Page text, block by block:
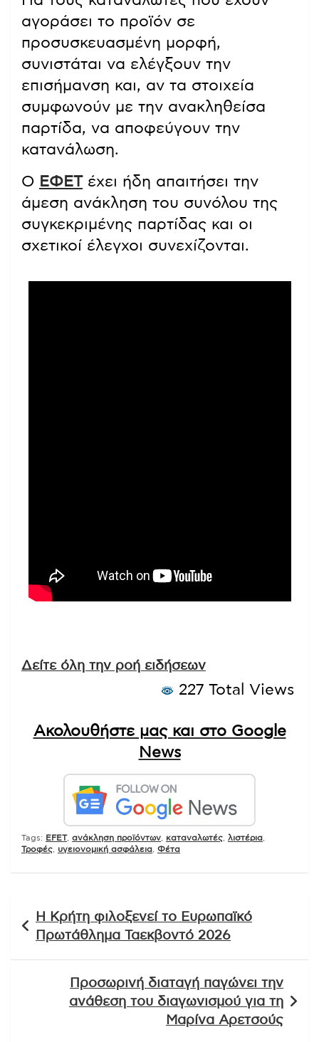
αγοράσει το προϊόν σε
προσυσκευασμένη μορφή,
συνιστάται να ελέγξουν την
επισήμανση και, αν τα στοιχεία
συμφωνούν με την ανακληθείσα
παρτίδα, να αποφεύγουν την
κατανάλωση.
Ο ΕΦΕΤέχει ήδη απαιτήσει την
άμεση ανάκληση του συνόλου της
συγκεκριμένης παρτίδας και οι
σχετικοί έλεγχοι συνεχίζονται.
Δείτε όλη την ροή ειδήσεων
227 Total Views
Ακολουθήστε μας και στο Google
News
Tags: EFET, ανάκληση προϊόντων καταναλωτές λιστέρια
Τροφές
υγειονομική ασφάλεια Φέτα
άρθρων
Η Κρήτη φιλοξενεί το Ευρωπαϊκό
Πρωτάθλημα Ταεκβοντό 2026
Προσωρινή διαταγή παγώνει την
ανάθεση του διαγωνισμού για τη
Μαρίνα Αρετσούς